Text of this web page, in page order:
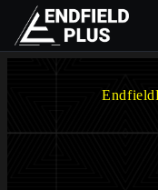
EndfieldPlus